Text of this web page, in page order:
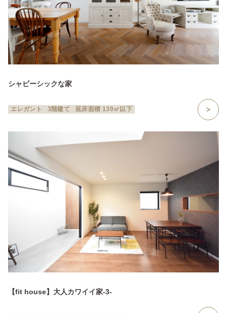
シャビーシックな家
エレガント 3階建て 延床面積 130㎡以下
【fit house】大人カワイイ家-3-